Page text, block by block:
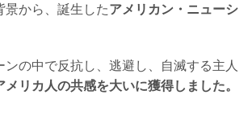
景から、誕生したアメリカン・ニューシ
ンの中で反抗し、逃避し、自滅する主人
メリカ人の共感を大いに獲得しました。